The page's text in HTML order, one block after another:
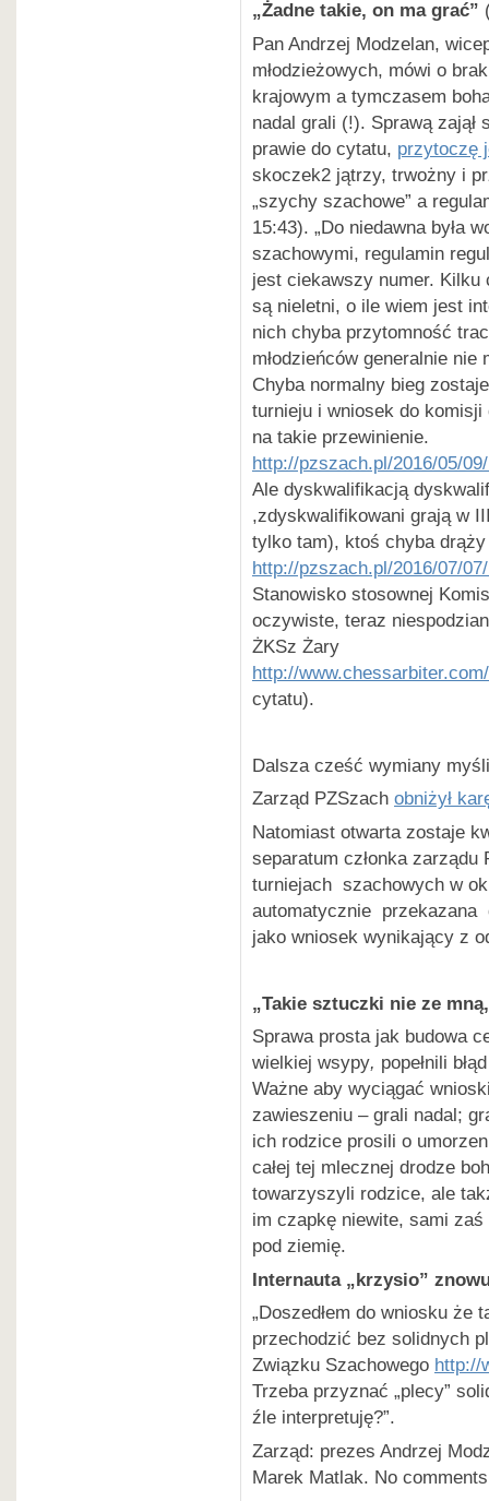
„Żadne takie, on ma grać”
Pan Andrzej Modzelan,
młodzieżowych, mówi o
krajowym a tymczasem
nadal grali (!). Sprawą zajął
prawie do cytatu, przytoczę
skoczek2 jątrzy, trwożny i
„szychy szachowe” a
15:43). „Do niedawna była
szachowymi, regulamin
jest ciekawszy numer. Kilku
są nieletni, o ile wiem jest
nich chyba przytomność
młodzieńców generalnie
Chyba normalny bieg
turnieju i wniosek do
na takie przewinienie.
http://pzszach.pl/2016/05/
Ale dyskwalifikacją
,zdyskwalifikowani grają w
tylko tam), ktoś chyba
http://pzszach.pl/2016/07/
Stanowisko stosownej
oczywiste, teraz
ŻKSz Żary
http://
cytatu).
Dalsza cześć wymiany
Zarząd PZSzach obniżył
Natomiast otwarta zostaje
separatum członka
turniejach szachowych w
automatycznie przekazana
jako wniosek wynikający z
„Takie sztuczki nie ze
Sprawa prosta jak budowa
wielkiej wsypy, popełnili
Ważne aby wyciągać
zawieszeniu – grali nadal;
ich rodzice prosili o
całej tej mlecznej drodze
towarzyszyli rodzice, ale
im czapkę niewite, sami
pod ziemię.
Internauta „krzysio”
„Doszedłem do wniosku że
przechodzić bez solidnych
Związku Szachowego http://
Trzeba przyznać „plecy”
źle interpretuję?”.
Zarząd: prezes Andrzej
Marek Matlak. No